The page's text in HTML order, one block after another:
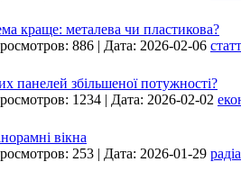
краще: металева чи пластикова?
886 | Дата: 2026-02-06
панелей збільшеної потужності?
1234 | Дата: 2026-02-02
вікна
253 | Дата: 2026-01-29